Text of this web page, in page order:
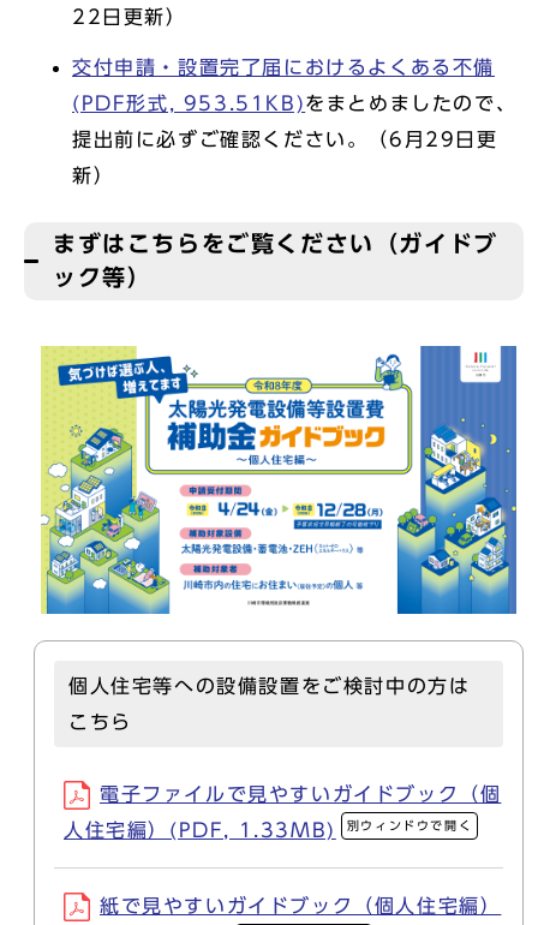
22日更新）
交付申請・設置完了届におけるよくある不備
(PDF形式, 953.51KB)をまとめましたので、
提出前に必ずご確認ください。（6月29日更
新）
まずはこちらをご覧ください（ガイドブ
ック等）
個人住宅等への設備設置をご検討中の方は
こちら
電子ファイルで見やすいガイドブック（個
人住宅編）(PDF, 1.33MB)
別ウィンドウで開く
紙で見やすいガイドブック（個人住宅編）